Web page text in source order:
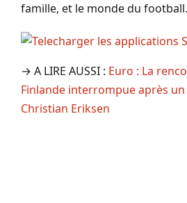
famille, et le monde du
→ A LIRE AUSSI : Euro : La
Finlande interrompue après
Christian Eriksen